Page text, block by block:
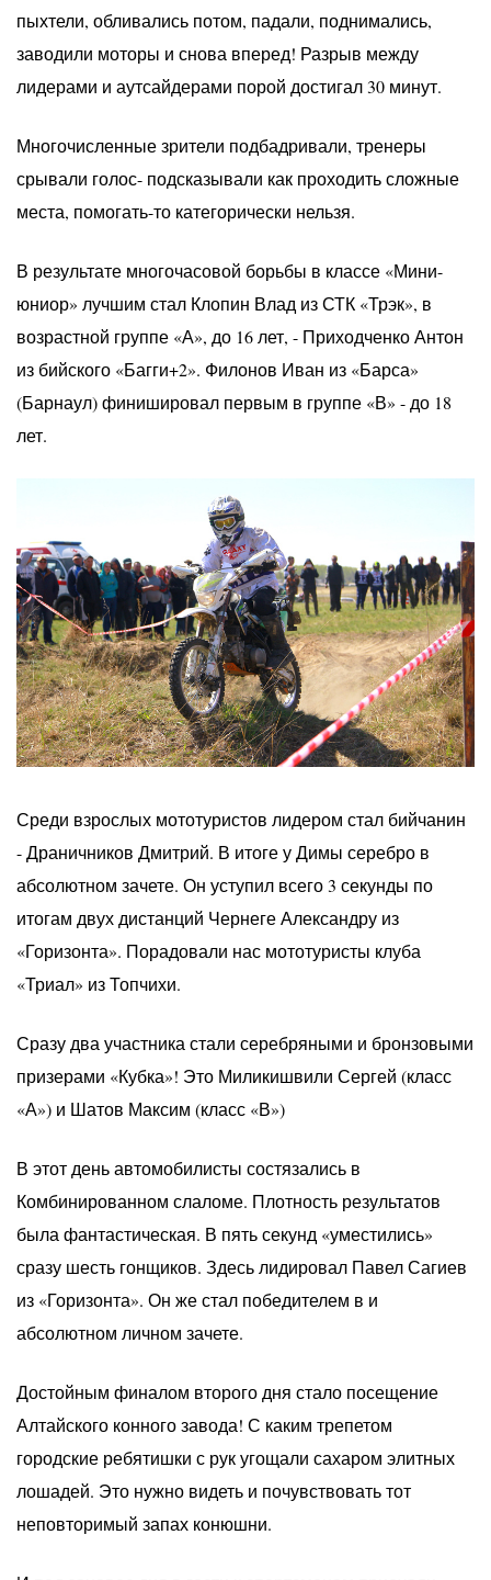
пыхтели, обливались потом, падали, поднимались,
заводили моторы и снова вперед! Разрыв между
лидерами и аутсайдерами порой достигал 30 минут.
Многочисленные зрители подбадривали, тренеры
срывали голос- подсказывали как проходить сложные
места, помогать-то категорически нельзя.
В результате многочасовой борьбы в классе «Мини-
юниор» лучшим стал Клопин Влад из СТК «Трэк», в
возрастной группе «А», до 16 лет, - Приходченко Антон
из бийского «Багги+2». Филонов Иван из «Барса»
(Барнаул) финишировал первым в группе «В» - до 18
лет.
Среди взрослых мототуристов лидером стал бийчанин
- Драничников Дмитрий. В итоге у Димы серебро в
абсолютном зачете. Он уступил всего 3 секунды по
итогам двух дистанций Чернеге Александру из
«Горизонта». Порадовали нас мототуристы клуба
«Триал» из Топчихи.
Сразу два участника стали серебряными и бронзовыми
призерами «Кубка»! Это Миликишвили Сергей (класс
«А») и Шатов Максим (класс «В»)
В этот день автомобилисты состязались в
Комбинированном слаломе. Плотность результатов
была фантастическая. В пять секунд «уместились»
сразу шесть гонщиков. Здесь лидировал Павел Сагиев
из «Горизонта». Он же стал победителем в и
абсолютном личном зачете.
Достойным финалом второго дня стало посещение
Алтайского конного завода! С каким трепетом
городские ребятишки с рук угощали сахаром элитных
лошадей. Это нужно видеть и почувствовать тот
неповторимый запах конюшни.